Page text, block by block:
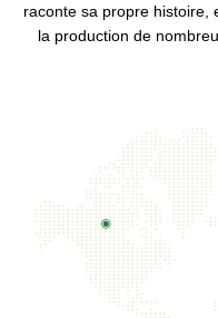
raconte sa propre histoire,
la production de